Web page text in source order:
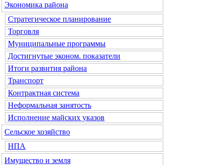
Экономика района
Стратегическое планирование
Торговля
Муниципальные программы
Достигнутые эконом. показатели
Итоги развития района
Транспорт
Контрактная система
Неформальная занятость
Исполнение майских указов
Сельское хозяйство
НПА
Имущество и земля